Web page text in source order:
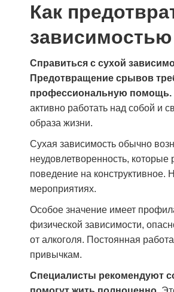
Как
зависимостью
Справиться с сухой
Предотвращение срывов
профессиональную помощь.
активно работать над собой и
образа жизни.
Сухая зависимость обычно
неудовлетворенность,
поведение на конструктивное.
мероприятиях.
Особое значение имеет
физической зависимости,
от алкоголя. Постоянная
привычкам.
Специалисты рекомендуют